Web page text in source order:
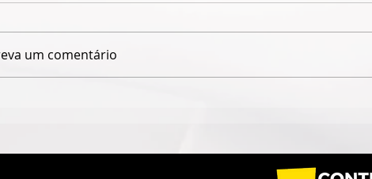
CENTRO DO RIO
um comentário